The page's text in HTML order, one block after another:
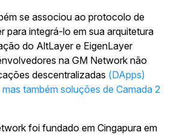
se associou ao protocolo de
para integrá-lo em sua arquitetura
do AltLayer e EigenLayer
na GM Network não
descentralizadas (DApps)
também soluções de Camada 2
foi fundado em Cingapura em